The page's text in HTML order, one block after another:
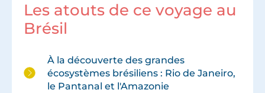
Les atouts de ce voyage au
Brésil
À la découverte des grandes
écosystèmes brésiliens : Rio de Janeiro,
le Pantanal et l'Amazonie